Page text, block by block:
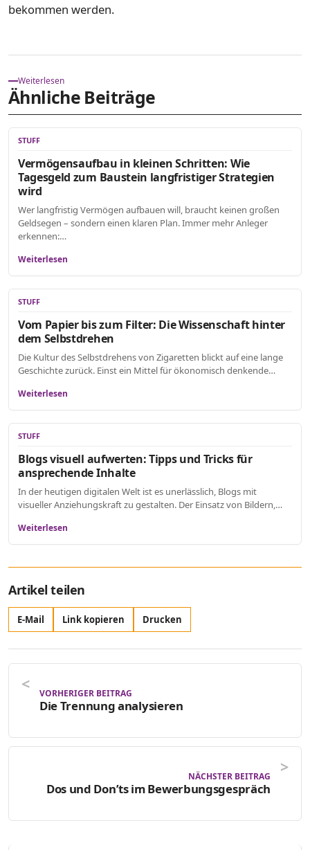
bekommen werden.
Weiterlesen
Ähnliche Beiträge
STUFF
Vermögensaufbau in kleinen Schritten: Wie
Tagesgeld zum Baustein langfristiger Strategien
wird
Wer langfristig Vermögen aufbauen will, braucht keinen großen
Geldsegen – sondern einen klaren Plan. Immer mehr Anleger
erkennen:…
Weiterlesen
STUFF
Vom Papier bis zum Filter: Die Wissenschaft hinter
dem Selbstdrehen
Die Kultur des Selbstdrehens von Zigaretten blickt auf eine lange
Geschichte zurück. Einst ein Mittel für ökonomisch denkende…
Weiterlesen
STUFF
Blogs visuell aufwerten: Tipps und Tricks für
ansprechende Inhalte
In der heutigen digitalen Welt ist es unerlässlich, Blogs mit
visueller Anziehungskraft zu gestalten. Der Einsatz von Bildern,…
Weiterlesen
Artikel teilen
E-Mail Link kopieren Drucken
VORHERIGER BEITRAG
Die Trennung analysieren
NÄCHSTER BEITRAG
Dos und Don’ts im Bewerbungsgespräch